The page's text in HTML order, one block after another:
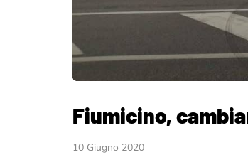
Fiumicino,
10 Giugno 2020